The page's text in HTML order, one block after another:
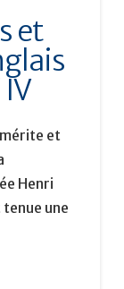
et
et
Henri
tenue une